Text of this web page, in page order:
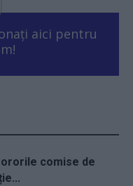
aici pentru
ororile comise de